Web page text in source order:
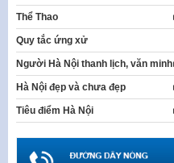
Thể Thao
Quy tắc ứng xử
Người Hà Nội thanh lịch, văn minh
Hà Nội đẹp và chưa đẹp
Tiêu điểm Hà Nội